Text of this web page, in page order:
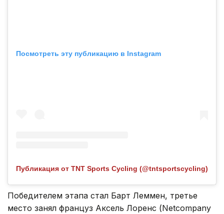
Посмотреть эту публикацию в Instagram
Публикация от TNT Sports Cycling (@tntsportscycling)
Победителем этапа стал Барт Леммен, третье
место занял француз Аксель Лоренс (Netcompany